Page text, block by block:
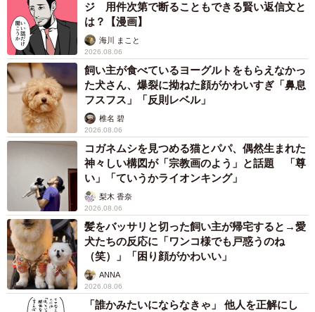
ジ 用件次第で断ることもできる賢い返信文と
は？【漫画】
海川 まこと
2026.08.06
飼い主が食べているヨーグルトをもらえなかっ
た犬さん、爆裂に拗ねた顔がかわいすぎ「鼻息
フスフス」「反則レベル」
椎名 碧
2026.08.06
コガネムシを見つめる猫とパパ、偶然生まれた
神々しい構図が「宗教画のよう」と話題 「尊
い」「ていうかライオンキング」
梨木 香奈
2026.08.06
髪をバッサリと切った飼い主が帰宅すると→愛
犬たちの反応に「ワンコ様でも戸惑うのね
（笑）」「困り顔がかわいい」
ANNA
2026.08.06
「誰かみたいにならなきゃ」 他人を正解にし